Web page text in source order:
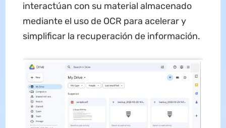
interactúan con su material almacenado
mediante el uso de OCR para acelerar y
simplificar la recuperación de información.